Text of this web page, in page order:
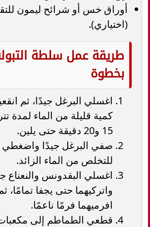
أوراق خس أو شرائح ليمون
(اختياري).
طريقة عمل سلطة
بخطوة
اغسلي البرغل جيدًا، ثم
كمية قليلة من الماء لمدة
15 و20 دقيقة حتى يلين.
صفي البرغل جيدًا واضغطي
للتخلص من الماء الزائد.
اغسلي البقدونس والنعناع
واتركيهما حتى يجفا تمامًا،
افرميهما فرمًا ناعمًا.
قطعي الطماطم إلى